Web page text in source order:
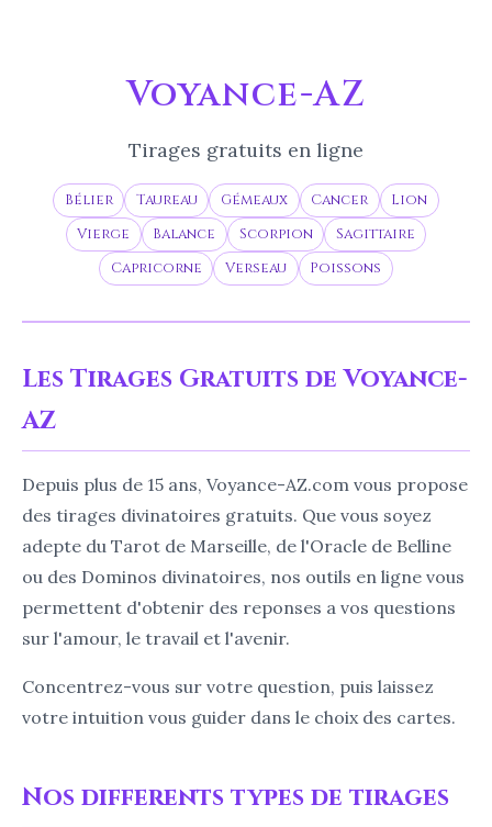
Voyance-AZ
Tirages gratuits en ligne
Bélier Taureau Gémeaux Cancer
Lion
Vierge
Balance Scorpion
Sagittaire
Capricorne
Verseau Poissons
Les Tirages Gratuits de Voyance-
AZ
Depuis plus de 15 ans, Voyance-AZ.com vous propose
des tirages divinatoires gratuits. Que vous soyez
adepte du Tarot de Marseille, de l'Oracle de Belline
ou des Dominos divinatoires, nos outils en ligne vous
permettent d'obtenir des reponses a vos questions
sur l'amour, le travail et l'avenir.
Concentrez-vous sur votre question, puis laissez
votre intuition vous guider dans le choix des cartes.
Nos differents types de tirages